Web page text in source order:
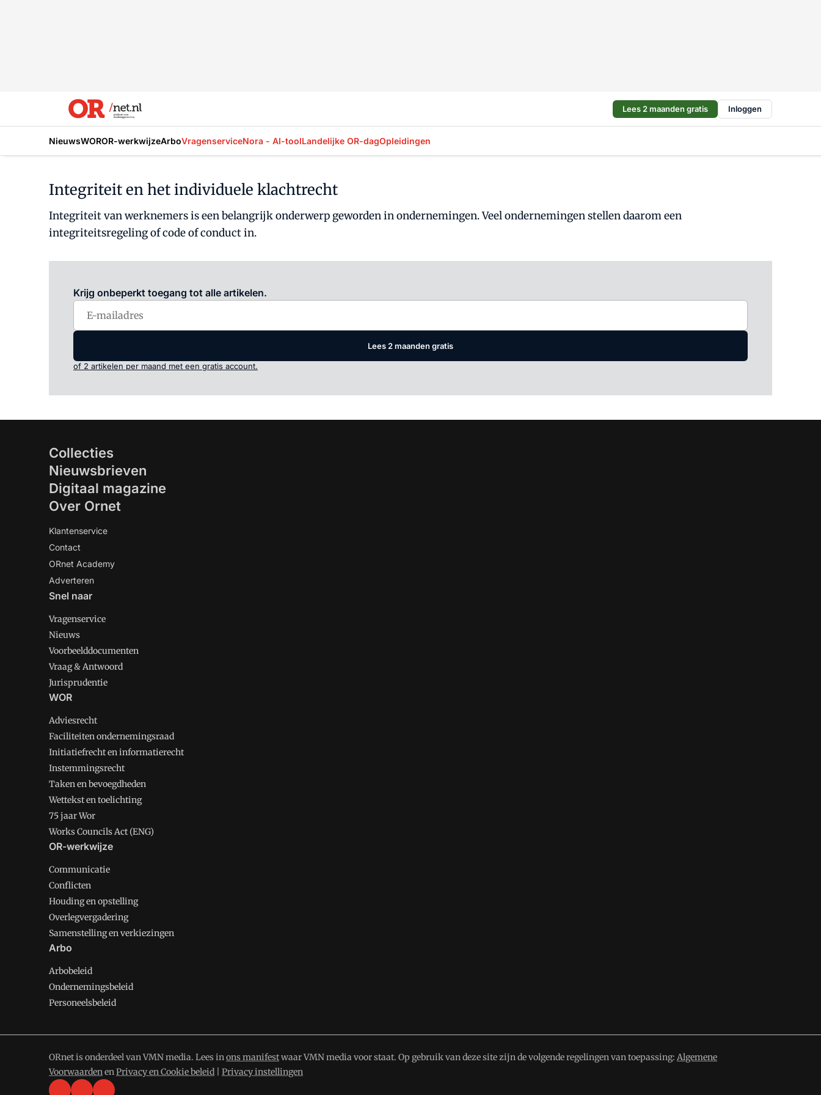
Lees 2 maanden gratis Inloggen
NieuwsWOROR-werkwijzeArboVragenserviceNora - AI-toolLandelijke OR-dagOpleidingen
Integriteit en het individuele klachtrecht
Integriteit van werknemers is een belangrijk onderwerp geworden in ondernemingen. Veel ondernemingen stellen daarom een
integriteitsregeling of code of conduct in.
Krijg onbeperkt toegang tot alle artikelen.
Lees 2 maanden gratis
of 2 artikelen per maand met een gratis account.
Collecties
Nieuwsbrieven
Digitaal magazine
Over Ornet
Klantenservice
Contact
ORnet Academy
Adverteren
Snel naar
Vragenservice
Nieuws
Voorbeelddocumenten
Vraag & Antwoord
Jurisprudentie
WOR
Adviesrecht
Faciliteiten ondernemingsraad
Initiatiefrecht en informatierecht
Instemmingsrecht
Taken en bevoegdheden
Wettekst en toelichting
75 jaar Wor
Works Councils Act (ENG)
OR-werkwijze
Communicatie
Conflicten
Houding en opstelling
Overlegvergadering
Samenstelling en verkiezingen
Arbo
Arbobeleid
Ondernemingsbeleid
Personeelsbeleid
ORnet is onderdeel van VMN media. Lees inons manifestwaar VMN media voor staat. Op gebruik van deze site zijn de volgende regelingen van toepassing: Algemene
VoorwaardenenPrivacy en Cookie beleid Privacy instellingen